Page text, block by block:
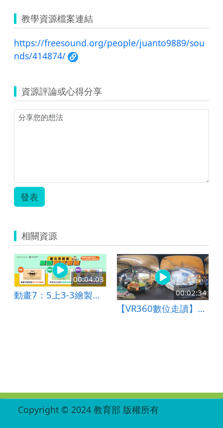
教學資源檔案連結
https://freesound.org/people/juanto9889/sou
nds/414874/
資源評論或心得分享
發表
相關資源
00:04:03
動畫7：5上3-3繪製㇐幅水彩自畫像 00:02:34
【VR360數位走讀】臺北市－景美夜市
Copyright © 2024 教育部 版權所有